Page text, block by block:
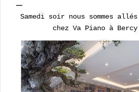
Samedi soir nous sommes
chez Va Piano à